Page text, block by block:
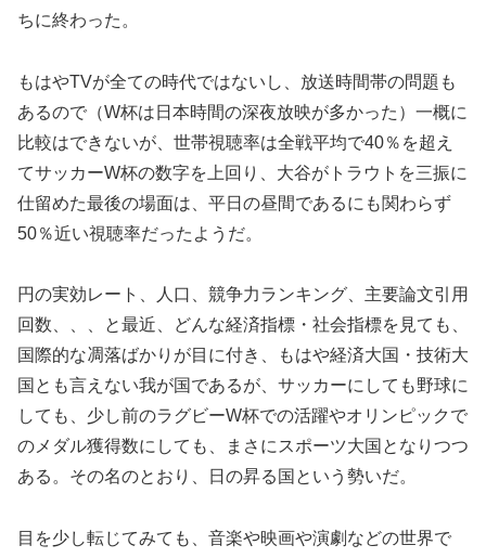
ちに終わった。
もはやTVが全ての時代ではないし、放送時間帯の問題も
あるので（W杯は日本時間の深夜放映が多かった）一概に
比較はできないが、世帯視聴率は全戦平均で40％を超え
てサッカーW杯の数字を上回り、大谷がトラウトを三振に
仕留めた最後の場面は、平日の昼間であるにも関わらず
50％近い視聴率だったようだ。
円の実効レート、人口、競争力ランキング、主要論文引用
回数、、、と最近、どんな経済指標・社会指標を見ても、
国際的な凋落ばかりが目に付き、もはや経済大国・技術大
国とも言えない我が国であるが、サッカーにしても野球に
しても、少し前のラグビーW杯での活躍やオリンピックで
のメダル獲得数にしても、まさにスポーツ大国となりつつ
ある。その名のとおり、日の昇る国という勢いだ。
目を少し転じてみても、音楽や映画や演劇などの世界で